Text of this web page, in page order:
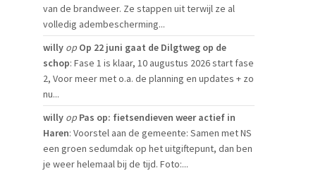
van de brandweer. Ze stappen uit terwijl ze al
volledig adembescherming...
willy op Op 22 juni gaat de Dilgtweg op de
schop: Fase 1 is klaar, 10 augustus 2026 start fase
2, Voor meer met o.a. de planning en updates + zo
nu...
willy op Pas op: fietsendieven weer actief in
Haren: Voorstel aan de gemeente: Samen met NS
een groen sedumdak op het uitgiftepunt, dan ben
je weer helemaal bij de tijd. Foto:...